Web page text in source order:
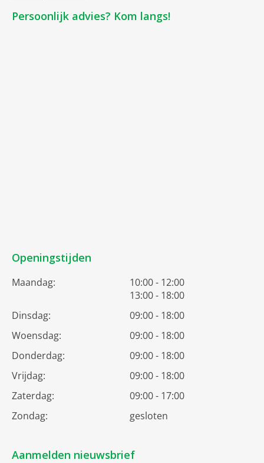
Persoonlijk advies? Kom langs!
Openingstijden
Maandag:
10:00 - 12:00
13:00 - 18:00
Dinsdag:
09:00 - 18:00
Woensdag:
09:00 - 18:00
Donderdag:
09:00 - 18:00
Vrijdag:
09:00 - 18:00
Zaterdag:
09:00 - 17:00
Zondag:
gesloten
Aanmelden nieuwsbrief